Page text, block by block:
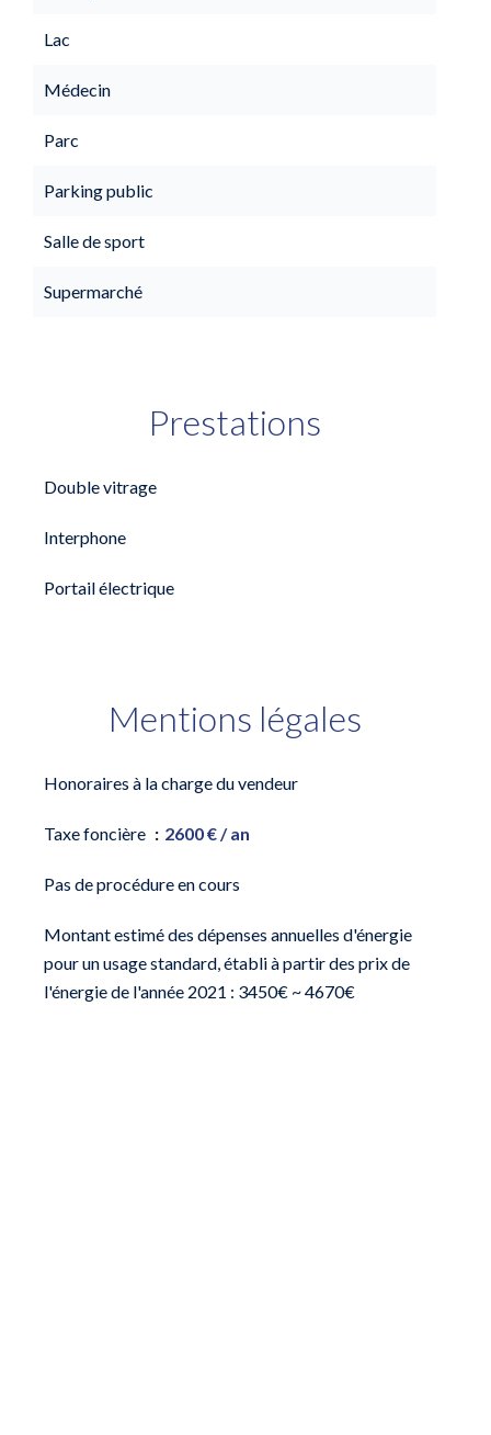
Lac
Médecin
Parc
Parking public
Salle de sport
Supermarché
Prestations
Double vitrage
Interphone
Portail électrique
Mentions légales
Honoraires à la charge du vendeur
Taxe foncière 2600 € / an
Pas de procédure en cours
Montant estimé des dépenses annuelles d'énergie
pour un usage standard, établi à partir des prix de
l'énergie de l'année 2021 : 3450€ ~ 4670€